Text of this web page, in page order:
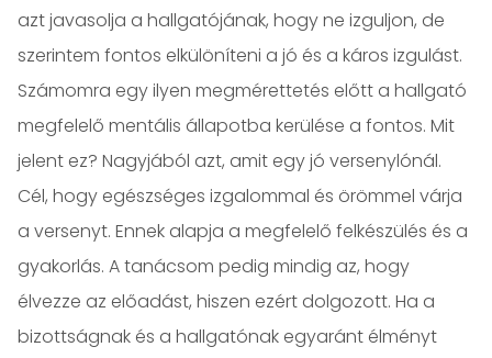
azt javasolja a hallgatójának, hogy ne izguljon, de
szerintem fontos elkülöníteni a jó és a káros izgulást.
Számomra egy ilyen megmérettetés előtt a hallgató
megfelelő mentális állapotba kerülése a fontos. Mit
jelent ez? Nagyjából azt, amit egy jó versenylónál.
Cél, hogy egészséges izgalommal és örömmel várja
a versenyt. Ennek alapja a megfelelő felkészülés és a
gyakorlás. A tanácsom pedig mindig az, hogy
élvezze az előadást, hiszen ezért dolgozott. Ha a
bizottságnak és a hallgatónak egyaránt élményt